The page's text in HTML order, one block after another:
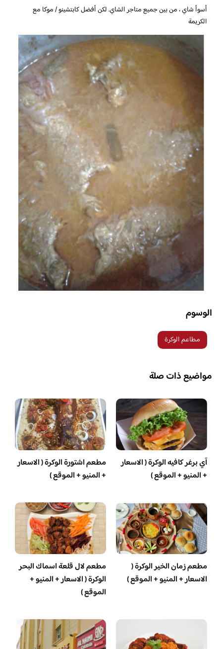
أسوأ شاي ، من بين جميع متاجر الشاي. لكن أفضل كابتشينو / موكا مع
الكريمة
الوسوم
مطاعم الوكرة
مواضيع ذات صلة
آي برغر كافيه الوكرة ( الاسعار
+ المنيو + الموقع )
مطعم اشتورة الوكرة ( الاسعار
+ المنيو + الموقع )
مطعم زمان الخير الوكرة (
الاسعار + المنيو + الموقع )
مطعم لال قلعة اسماك البحر
الوكرة ( الاسعار + المنيو +
الموقع )